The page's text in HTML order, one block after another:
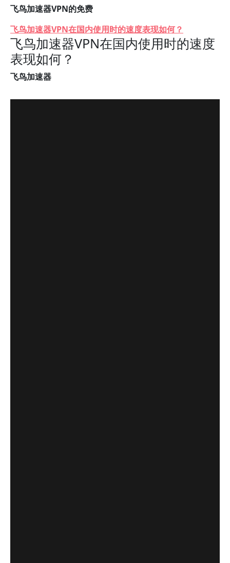
飞鸟加速器VPN的免费
飞鸟加速器VPN在国内使用时的速度表现如何？
飞鸟加速器VPN在国内使用时的速度
表现如何？
飞鸟加速器